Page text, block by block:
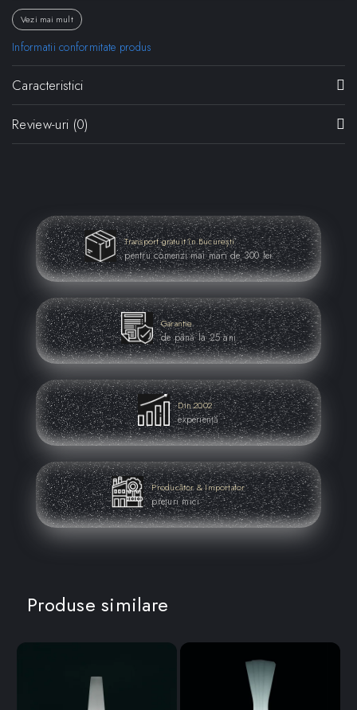
● Rezistent la razele UV
● Grad de protectie: IP44
● Tip soclu bec: E27
● Putere bec sustinuta: 27 Watts x 2
● Lungime cablu alimentare: 3 m
● Tensiune de alimentare: 220 ~ 240 V
● Utilizare: Exterior / Interior
● Dimensiuni (LxAxH): 80 x 54 x 190 cm
Vezi mai mult
Informatii conformitate produs
Caracteristici
Review-uri (0)
Transport gratuit în București
pentru comenzi mai mari de 300 lei
Garantie
de până la 25 ani
Din 2002
experiență
Producător & Importator
prețuri mici
Produse similare